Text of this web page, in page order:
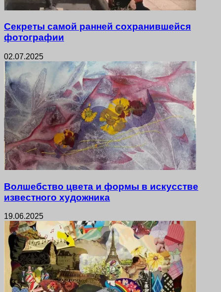
Секреты самой ранней сохранившейся
фотографии
02.07.2025
Волшебство цвета и формы в искусстве
известного художника
19.06.2025